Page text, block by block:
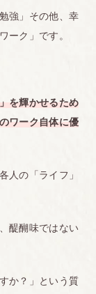
強」その他、幸
ーク」です。
を輝かせるため
ワーク自体に優
人の「ライフ」
醍醐味ではない
か？」という質